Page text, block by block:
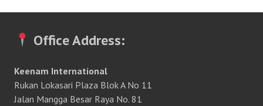
Office Address:
Keenam International
Rukan Lokasari Plaza Blok A No 11
Jalan Mangga Besar Raya No. 81